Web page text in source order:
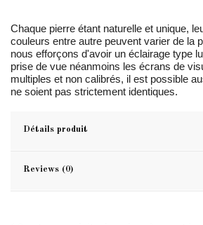
Chaque pierre étant naturelle et unique,
couleurs entre autre peuvent varier de la
nous efforçons d'avoir un éclairage type
prise de vue néanmoins les écrans de
multiples et non calibrés, il est possible
ne soient pas strictement identiques.
Détails produit
Reviews (0)